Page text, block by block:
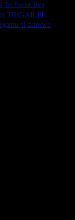
Tor Poznań Bieg
TRIGAR.PL
zdrowe